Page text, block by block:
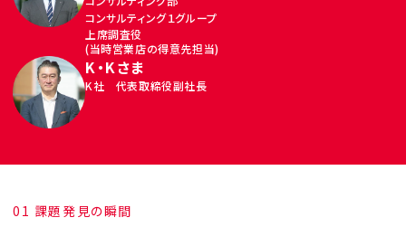
コンサルティング１グループ
上席調査役
(当時営業店の得意先担当)
K・Kさま
K社 代表取締役副社長
01 課題発見の瞬間